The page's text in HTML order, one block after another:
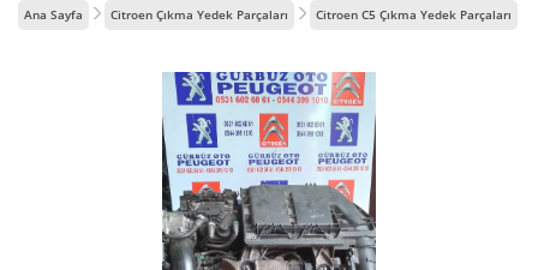
Ana Sayfa Citroen Çıkma Yedek Parçaları Citroen C5 Çıkma Yedek Parçaları